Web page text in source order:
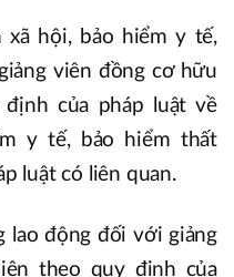
xã hội, bảo hiểm y tế,
viên đồng cơ hữu
của pháp luật về
y tế, bảo hiểm thất
luật có liên quan.
lao động đối với giảng
theo quy định của